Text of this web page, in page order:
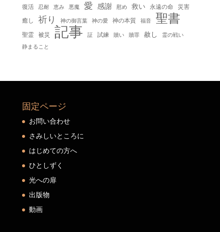
復活
忍耐 恵み 悪魔 愛 感謝 慰め 救い 永遠の命
災害
癒し
祈り 神の御言葉 神の愛 神の本質 福音 聖書
聖霊 被災 記事 証 試練 贖い 贖罪 赦し 霊の戦い
静まること
固定ページ
お問い合わせ
さみしいところに
はじめての方へ
ひとしずく
光への扉
出版物
動画